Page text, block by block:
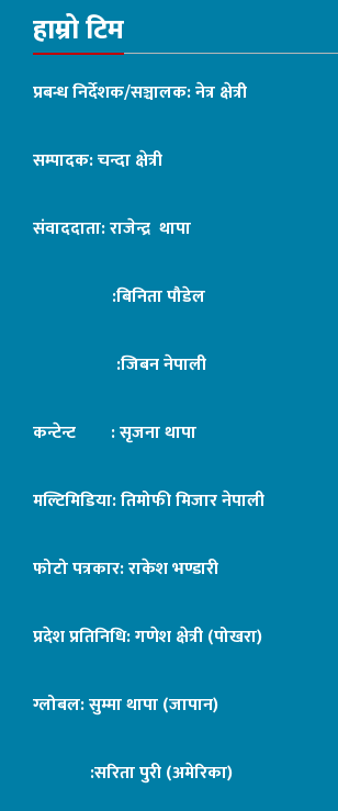
हाम्रो टिम
प्रबन्ध निर्देशक/सञ्चालक: नेत्र क्षेत्री
सम्पादक: चन्दा क्षेत्री
संवाददाता: राजेन्द्र थापा
:बिनिता पौडेल
:जिबन नेपाली
कन्टेन्ट : सृजना थापा
मल्टिमिडिया: तिमोफी मिजार नेपाली
फोटो पत्रकार: राकेश भण्डारी
प्रदेश प्रतिनिधि: गणेश क्षेत्री (पोखरा)
ग्लोबल: सुम्मा थापा (जापान)
:सरिता पुरी (अमेरिका)